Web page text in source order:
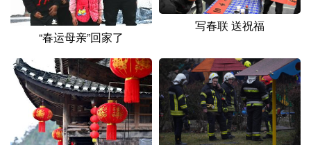
多语种频道
English Español
Русский язык 日本語 한국어
Deutsch Português
“春运母亲”回家了
写春联 送祝福